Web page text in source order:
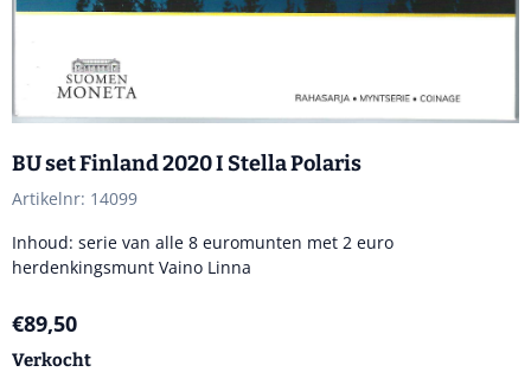
BU set Finland 2020 I Stella Polaris
Artikelnr: 14099
Inhoud: serie van alle 8 euromunten met 2 euro
herdenkingsmunt Vaino Linna
€89,50
Verkocht